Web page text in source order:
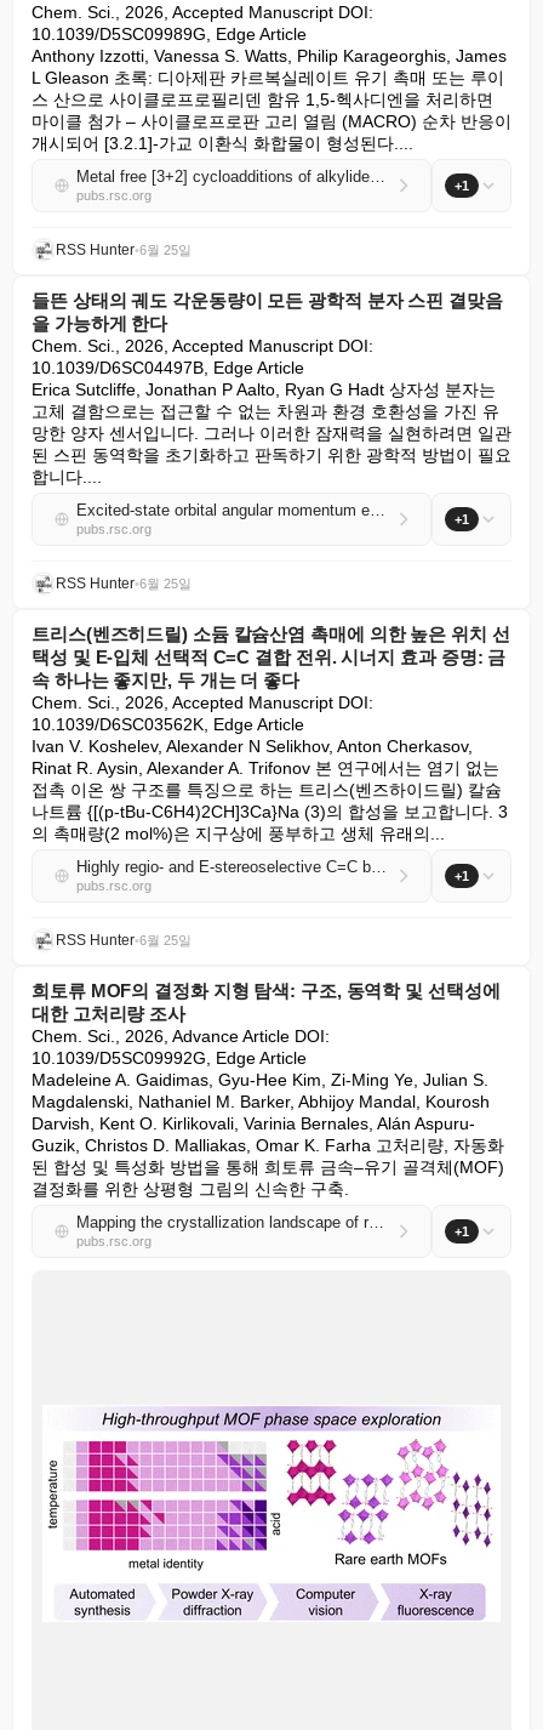
Chem. Sci., 2026, Accepted Manuscript DOI:
10.1039/D5SC09989G, Edge Article
Anthony Izzotti, Vanessa S. Watts, Philip Karageorghis, James
L Gleason 초록: 디아제판 카르복실레이트 유기 촉매 또는 루이
스 산으로 사이클로프로필리덴 함유 1,5-헥사디엔을 처리하면
마이클 첨가 – 사이클로프로판 고리 열림 (MACRO) 순차 반응이
개시되어 [3.2.1]-가교 이환식 화합물이 형성된다....
Metal free [3+2] cycloadditions of alkylidene cyclopropanes via a non-classical “bow-tie” cation
pubs.rsc.org
+1
RSS Hunter•6월 25일
들뜬 상태의 궤도 각운동량이 모든 광학적 분자 스핀 결맞음
을 가능하게 한다
Chem. Sci., 2026, Accepted Manuscript DOI:
10.1039/D6SC04497B, Edge Article
Erica Sutcliffe, Jonathan P Aalto, Ryan G Hadt 상자성 분자는
고체 결함으로는 접근할 수 없는 차원과 환경 호환성을 가진 유
망한 양자 센서입니다. 그러나 이러한 잠재력을 실현하려면 일관
된 스핀 동역학을 초기화하고 판독하기 위한 광학적 방법이 필요
합니다....
Excited-state orbital angular momentum enables all-optical molecular spin coherence
pubs.rsc.org
+1
RSS Hunter•6월 25일
트리스(벤즈히드릴) 소듐 칼슘산염 촉매에 의한 높은 위치 선
택성 및 E-입체 선택적 C=C 결합 전위. 시너지 효과 증명: 금
속 하나는 좋지만, 두 개는 더 좋다
Chem. Sci., 2026, Accepted Manuscript DOI:
10.1039/D6SC03562K, Edge Article
Ivan V. Koshelev, Alexander N Selikhov, Anton Cherkasov,
Rinat R. Aysin, Alexander A. Trifonov 본 연구에서는 염기 없는
접촉 이온 쌍 구조를 특징으로 하는 트리스(벤즈하이드릴) 칼슘
나트륨 {[(p‑tBu‑C6H4)2CH]3Ca}Na (3)의 합성을 보고합니다. 3
의 촉매량(2 mol%)은 지구상에 풍부하고 생체 유래의...
Highly regio- and E-stereoselective C=C bond transposition catalyzed by tris(benzhydryl) sodium calciate. Proof of synergy: one metal is good, but two are better
pubs.rsc.org
+1
RSS Hunter•6월 25일
희토류 MOF의 결정화 지형 탐색: 구조, 동역학 및 선택성에
대한 고처리량 조사
Chem. Sci., 2026, Advance Article DOI:
10.1039/D5SC09992G, Edge Article
Madeleine A. Gaidimas, Gyu-Hee Kim, Zi-Ming Ye, Julian S.
Magdalenski, Nathaniel M. Barker, Abhijoy Mandal, Kourosh
Darvish, Kent O. Kirlikovali, Varinia Bernales, Alán Aspuru-
Guzik, Christos D. Malliakas, Omar K. Farha 고처리량, 자동화
된 합성 및 특성화 방법을 통해 희토류 금속–유기 골격체(MOF)
결정화를 위한 상평형 그림의 신속한 구축.
Mapping the crystallization landscape of rare earth MOFs: a high-throughput investigation of structure, kinetics, and selectivity
pubs.rsc.org
+1